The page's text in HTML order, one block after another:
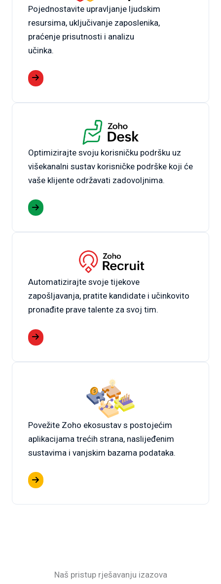
Pojednostavite upravljanje ljudskim
resursima, uključivanje zaposlenika,
praćenje prisutnosti i analizu
učinka.
Optimizirajte svoju korisničku podršku uz
višekanalni sustav korisničke podrške koji će
vaše klijente održavati zadovoljnima.
Automatizirajte svoje tijekove
zapošljavanja, pratite kandidate i učinkovito
pronađite prave talente za svoj tim.
Povežite Zoho ekosustav s postojećim
aplikacijama trećih strana, naslijeđenim
sustavima i vanjskim bazama podataka.
Naš pristup rješavanju izazova